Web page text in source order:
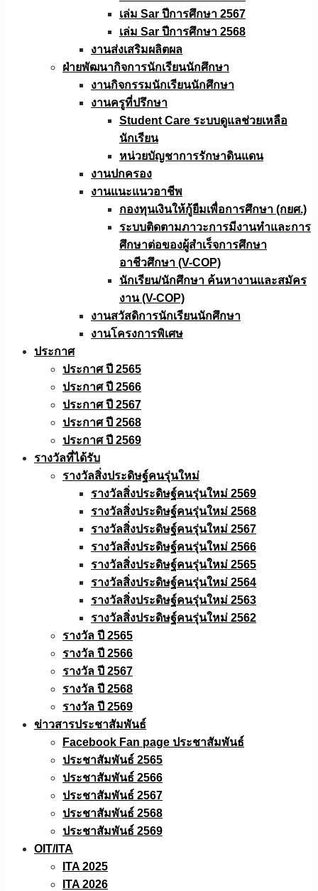
เล่ม Sar ปีการศึกษา 2567
เล่ม Sar ปีการศึกษา 2568
งานส่งเสริมผลิตผล
ฝ่ายพัฒนากิจการนักเรียนนักศึกษา
งานกิจกรรมนักเรียนนักศึกษา
งานครูที่ปรึกษา
Student Care ระบบดูแลช่วยเหลือ
นักเรียน
หน่วยบัญชาการรักษาดินแดน
งานปกครอง
งานแนะแนวอาชีพ
กองทุนเงินให้กู้ยืมเพื่อการศึกษา (กยศ.)
ระบบติดตามภาวะการมีงานทำและการ
ศึกษาต่อของผู้สำเร็จการศึกษา
อาชีวศึกษา (V-COP)
นักเรียน/นักศึกษา ค้นหางานและสมัคร
งาน (V-COP)
งานสวัสดิการนักเรียนนักศึกษา
งานโครงการพิเศษ
ประกาศ
ประกาศ ปี 2565
ประกาศ ปี 2566
ประกาศ ปี 2567
ประกาศ ปี 2568
ประกาศ ปี 2569
รางวัลที่ได้รับ
รางวัลสิ่งประดิษฐ์คนรุ่นใหม่
รางวัลสิ่งประดิษฐ์คนรุ่นใหม่ 2569
รางวัลสิ่งประดิษฐ์คนรุ่นใหม่ 2568
รางวัลสิ่งประดิษฐ์คนรุ่นใหม่ 2567
รางวัลสิ่งประดิษฐ์คนรุ่นใหม่ 2566
รางวัลสิ่งประดิษฐ์คนรุ่นใหม่ 2565
รางวัลสิ่งประดิษฐ์คนรุ่นใหม่ 2564
รางวัลสิ่งประดิษฐ์คนรุ่นใหม่ 2563
รางวัลสิ่งประดิษฐ์คนรุ่นใหม่ 2562
รางวัล ปี 2565
รางวัล ปี 2566
รางวัล ปี 2567
รางวัล ปี 2568
รางวัล ปี 2569
ข่าวสารประชาสัมพันธ์
Facebook Fan page ประชาสัมพันธ์
ประชาสัมพันธ์ 2565
ประชาสัมพันธ์ 2566
ประชาสัมพันธ์ 2567
ประชาสัมพันธ์ 2568
ประชาสัมพันธ์ 2569
OIT/ITA
ITA 2025
ITA 2026